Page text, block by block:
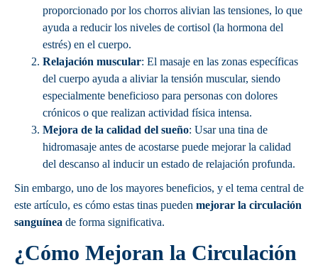
proporcionado por los chorros alivian las tensiones, lo que
ayuda a reducir los niveles de cortisol (la hormona del
estrés) en el cuerpo.
Relajación muscular: El masaje en las zonas específicas
del cuerpo ayuda a aliviar la tensión muscular, siendo
especialmente beneficioso para personas con dolores
crónicos o que realizan actividad física intensa.
Mejora de la calidad del sueño: Usar una tina de
hidromasaje antes de acostarse puede mejorar la calidad
del descanso al inducir un estado de relajación profunda.
Sin embargo, uno de los mayores beneficios, y el tema central de
este artículo, es cómo estas tinas pueden mejorar la circulación
sanguínea de forma significativa.
¿Cómo Mejoran la Circulación